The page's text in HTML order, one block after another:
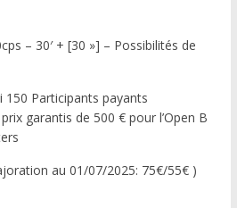
– 30′ + [30 »] – Possibilités de
150 Participants payants
garantis de 500 € pour l’Open B
au 01/07/2025: 75€/55€ )